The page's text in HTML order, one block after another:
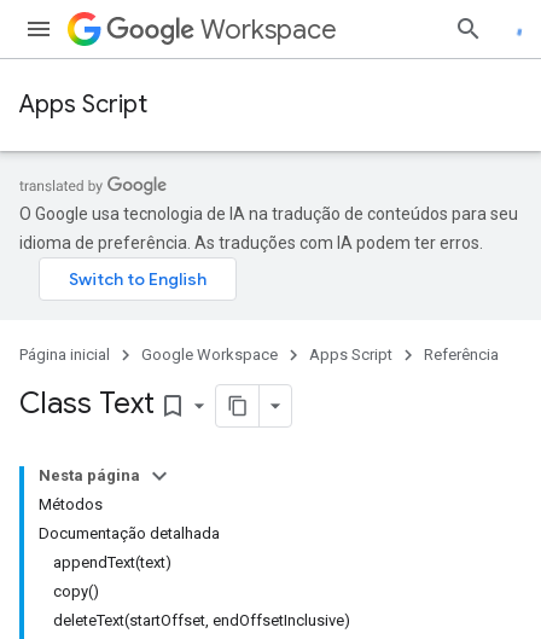
Workspace
Apps Script
O Google usa tecnologia de IA na tradução de conteúdos para seu
idioma de preferência. As traduções com IA podem ter erros.
Página inicial Google Workspace Apps Script Referência
Class Text bookmark_border
Nesta página
Métodos
Documentação detalhada
appendText(text)
copy()
deleteText(startOffset, endOffsetInclusive)